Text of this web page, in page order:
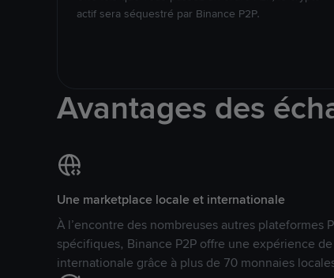
actif sera séquestré par Binance P2P.
Avantages des
Une marketplace locale et internationale
À l’encontre des nombreuses autres plateformes
spécifiques, Binance P2P offre une expérience
internationale grâce à plus de 70 monnaies